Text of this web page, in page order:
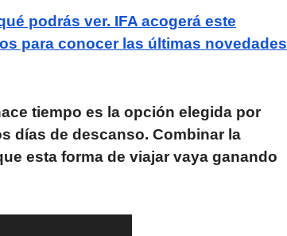
podrás ver. IFA acogerá este
para conocer las últimas novedades
tiempo es la opción elegida por
días de descanso. Combinar la
esta forma de viajar vaya ganando